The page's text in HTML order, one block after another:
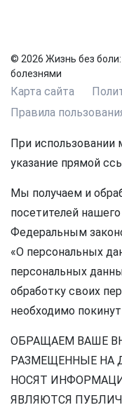
© 2026 Жизнь без
болезнями
Карта сайта
Правила
При использовании
указание прямой
Мы получаем и
посетителей
Федеральным
«О персональных
персональных
обработку своих
необходимо
ОБРАЩАЕМ ВАШЕ
РАЗМЕЩЕННЫЕ НА
НОСЯТ
ЯВЛЯЮТСЯ